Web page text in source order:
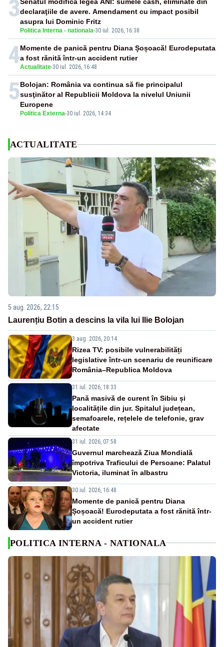
3
Politica Interna - nationala-30 iul. 2026, 16:38
declaraţiile de avere. Amendament cu impact posibil
asupra lui Dominic Fritz
4Actualitate-30 iul. 2026, 16:48
Momente de panică pentru Diana Șoșoacă! Eurodeputata
a fost rănită într-un accident rutier
5
Politica Externa-30 iul. 2026, 14:34
Bolojan: România va continua să fie principalul
susţinător al Republicii Moldova la nivelul Uniunii
Europene
ACTUALITATE
5 aug. 2026, 22:15
Laurențiu Botin a descins la vila lui Ilie Bolojan
3 aug. 2026, 20:14
Rizea TV: posibile vulnerabilități
legislative într-un scenariu de reunificare
România–Republica Moldova
31 iul. 2026, 18:33
Pană masivă de curent în Sibiu și
localitățile din jur. Spitalul județean,
semafoarele, rețelele de telefonie, grav
afectate
31 iul. 2026, 07:58
Guvernul marchează Ziua Mondială
împotriva Traficului de Persoane: Palatul
Victoria, iluminat în albastru
30 iul. 2026, 16:48
Momente de panică pentru Diana
Șoșoacă! Eurodeputata a fost rănită într-
un accident rutier
POLITICA INTERNA - NATIONALA